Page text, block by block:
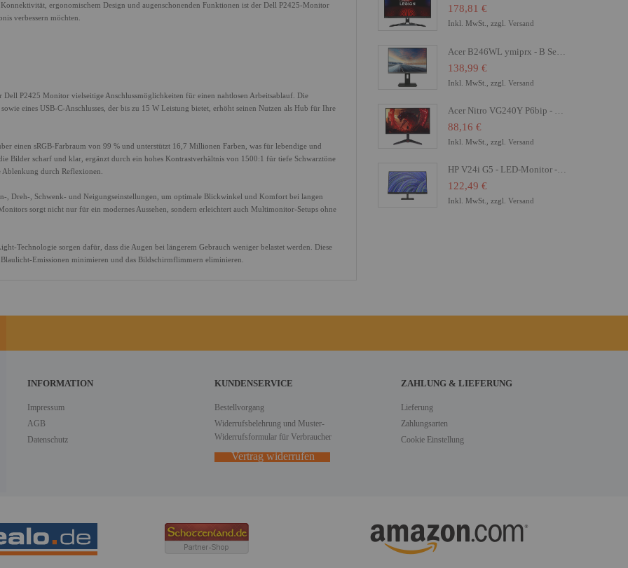
ergonomischem Design und augenschonenden Funktionen ist der Dell P2425-Monitor
verbessern möchten.
P2425 Monitor vielseitige Anschlussmöglichkeiten für einen nahtlosen Arbeitsablauf. Die
eines USB-C-Anschlusses, der bis zu 15 W Leistung bietet, erhöht seinen Nutzen als Hub für Ihre
einen sRGB-Farbraum von 99 % und unterstützt 16,7 Millionen Farben, was für lebendige und
Bilder scharf und klar, ergänzt durch ein hohes Kontrastverhältnis von 1500:1 für tiefe Schwarztöne
durch Reflexionen.
, Dreh-, Schwenk- und Neigungseinstellungen, um optimale Blickwinkel und Komfort bei langen
sorgt nicht nur für ein modernes Aussehen, sondern erleichtert auch Multimonitor-Setups ohne
Technologie sorgen dafür, dass die Augen bei längerem Gebrauch weniger belastet werden. Diese
Emissionen minimieren und das Bildschirmflimmern eliminieren.
178,81 €
Inkl. MwSt., zzgl. Versand
138,99 €
Inkl. MwSt., zzgl. Versand
88,16 €
Inkl. MwSt., zzgl. Versand
HP V24i G5 - LED-Monitor - 61 cm (24") (23.8" sichtbar) - 1920 x 1080 Full HD (1080p)
122,49 €
Inkl. MwSt., zzgl. Versand
INFORMATION
Impressum
AGB
Datenschutz
KUNDENSERVICE
Bestellvorgang
Widerrufsbelehrung und Muster-
Widerrufsformular für Verbraucher
Vertrag widerrufen
ZAHLUNG & LIEFERUNG
Lieferung
Zahlungsarten
Cookie Einstellung